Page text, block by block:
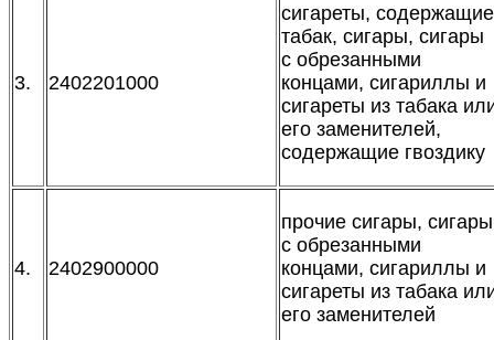
3. 2402201000
сигареты, содержащие
табак, сигары, сигары
с обрезанными
концами, сигариллы и
сигареты из табака
его заменителей,
содержащие гвоздику
4. 2402900000
прочие сигары, сигары
с обрезанными
концами, сигариллы и
сигареты из табака
его заменителей